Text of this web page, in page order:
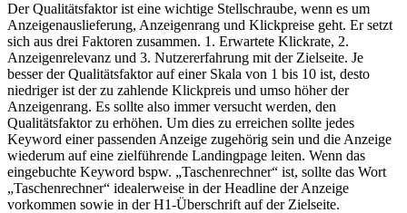
Der Qualitätsfaktor ist eine wichtige Stellschraube, wenn es um
Anzeigenauslieferung, Anzeigenrang und Klickpreise geht. Er setzt
sich aus drei Faktoren zusammen. 1. Erwartete Klickrate, 2.
Anzeigenrelevanz und 3. Nutzererfahrung mit der Zielseite. Je
besser der Qualitätsfaktor auf einer Skala von 1 bis 10 ist, desto
niedriger ist der zu zahlende Klickpreis und umso höher der
Anzeigenrang. Es sollte also immer versucht werden, den
Qualitätsfaktor zu erhöhen. Um dies zu erreichen sollte jedes
Keyword einer passenden Anzeige zugehörig sein und die Anzeige
wiederum auf eine zielführende Landingpage leiten. Wenn das
eingebuchte Keyword bspw. „Taschenrechner“ ist, sollte das Wort
„Taschenrechner“ idealerweise in der Headline der Anzeige
vorkommen sowie in der H1-Überschrift auf der Zielseite.